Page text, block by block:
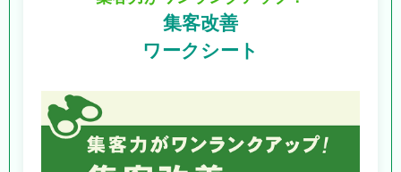
集客改善
ワークシート